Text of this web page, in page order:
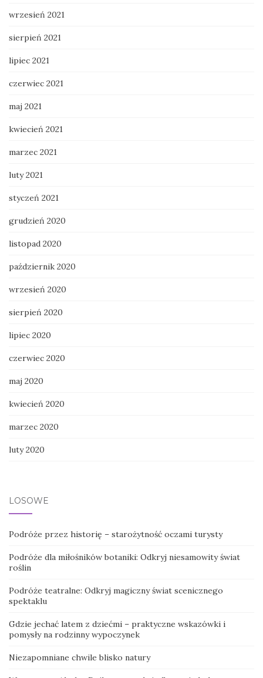
wrzesień 2021
sierpień 2021
lipiec 2021
czerwiec 2021
maj 2021
kwiecień 2021
marzec 2021
luty 2021
styczeń 2021
grudzień 2020
listopad 2020
październik 2020
wrzesień 2020
sierpień 2020
lipiec 2020
czerwiec 2020
maj 2020
kwiecień 2020
marzec 2020
luty 2020
LOSOWE
Podróże przez historię – starożytność oczami turysty
Podróże dla miłośników botaniki: Odkryj niesamowity świat
roślin
Podróże teatralne: Odkryj magiczny świat scenicznego
spektaklu
Gdzie jechać latem z dziećmi – praktyczne wskazówki i
pomysły na rodzinny wypoczynek
Niezapomniane chwile blisko natury